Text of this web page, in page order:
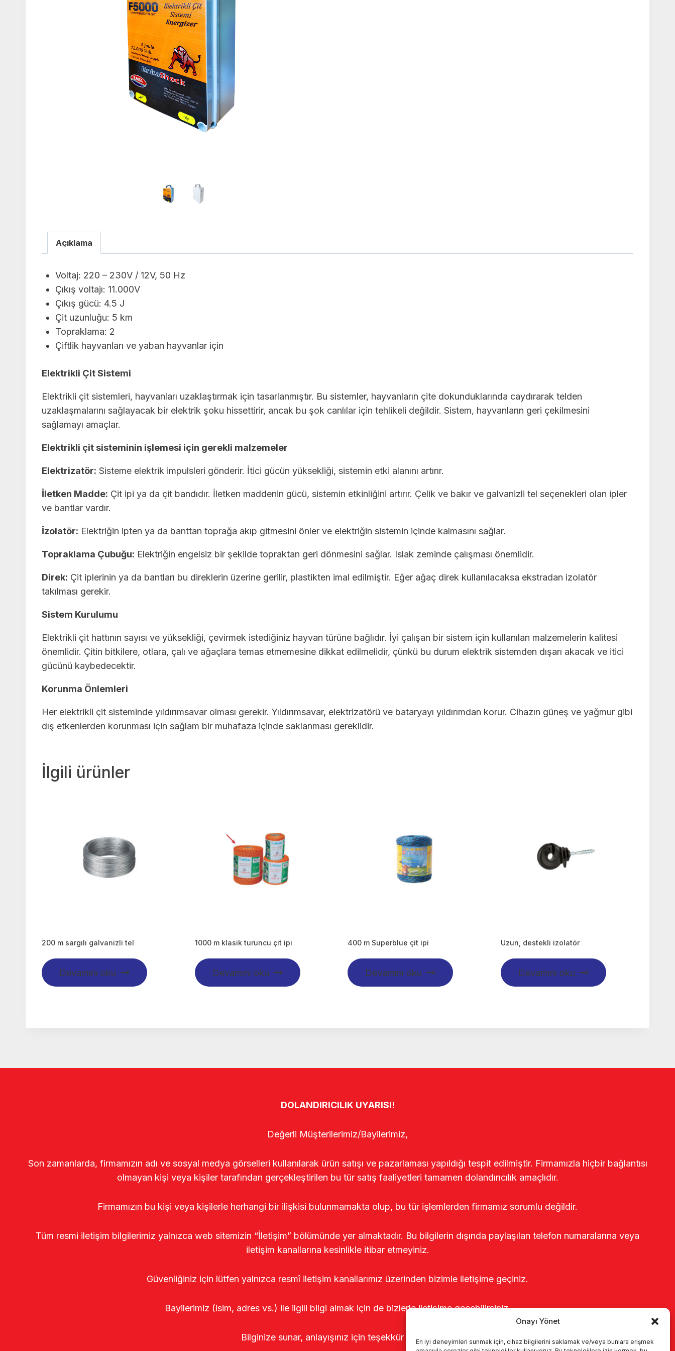
Onayı Yönet
En iyi deneyimleri sunmak için, cihaz bilgilerini saklamak ve/veya bunlara erişmek
Açıklama
Voltaj: 220 – 230V / 12V, 50 Hz
Çıkış voltajı: 11.000V
Çıkış gücü: 4.5 J
Çit uzunluğu: 5 km
Topraklama: 2
Çiftlik hayvanları ve yaban hayvanlar için
Elektrikli Çit Sistemi
Elektrikli çit sistemleri, hayvanları uzaklaştırmak için tasarlanmıştır. Bu sistemler, hayvanların çite dokunduklarında caydırarak telden
uzaklaşmalarını sağlayacak bir elektrik şoku hissettirir, ancak bu şok canlılar için tehlikeli değildir. Sistem, hayvanların geri çekilmesini
sağlamayı amaçlar.
Elektrikli çit sisteminin işlemesi için gerekli malzemeler
Elektrizatör: Sisteme elektrik impulsleri gönderir. İtici gücün yüksekliği, sistemin etki alanını artırır.
İletken Madde: Çit ipi ya da çit bandıdır. İletken maddenin gücü, sistemin etkinliğini artırır. Çelik ve bakır ve galvanizli tel seçenekleri olan ipler
ve bantlar vardır.
İzolatör: Elektriğin ipten ya da banttan toprağa akıp gitmesini önler ve elektriğin sistemin içinde kalmasını sağlar.
Topraklama Çubuğu: Elektriğin engelsiz bir şekilde topraktan geri dönmesini sağlar. Islak zeminde çalışması önemlidir.
Direk: Çit iplerinin ya da bantları bu direklerin üzerine gerilir, plastikten imal edilmiştir. Eğer ağaç direk kullanılacaksa ekstradan izolatör
takılması gerekir.
Sistem Kurulumu
Elektrikli çit hattının sayısı ve yüksekliği, çevirmek istediğiniz hayvan türüne bağlıdır. İyi çalışan bir sistem için kullanılan malzemelerin kalitesi
önemlidir. Çitin bitkilere, otlara, çalı ve ağaçlara temas etmemesine dikkat edilmelidir, çünkü bu durum elektrik sistemden dışarı akacak ve itici
gücünü kaybedecektir.
Korunma Önlemleri
Her elektrikli çit sisteminde yıldırımsavar olması gerekir. Yıldırımsavar, elektrizatörü ve bataryayı yıldırımdan korur. Cihazın güneş ve yağmur gibi
dış etkenlerden korunması için sağlam bir muhafaza içinde saklanması gereklidir.
İlgili ürünler
200 m sargılı galvanizli tel
Devamını oku
1000 m klasik turuncu çit ipi
Devamını oku
400 m Superblue çit ipi
Devamını oku
Uzun, destekli izolatör
Devamını oku
DOLANDIRICILIK UYARISI!
Değerli Müşterilerimiz/Bayilerimiz,
Son zamanlarda, firmamızın adı ve sosyal medya görselleri kullanılarak ürün satışı ve pazarlaması yapıldığı tespit edilmiştir. Firmamızla hiçbir bağlantısı
olmayan kişi veya kişiler tarafından gerçekleştirilen bu tür satış faaliyetleri tamamen dolandırıcılık amaçlıdır.
Firmamızın bu kişi veya kişilerle herhangi bir ilişkisi bulunmamakta olup, bu tür işlemlerden firmamız sorumlu değildir.
Tüm resmi iletişim bilgilerimiz yalnızca web sitemizin “İletişim” bölümünde yer almaktadır. Bu bilgilerin dışında paylaşılan telefon numaralarına veya
iletişim kanallarına kesinlikle itibar etmeyiniz.
Güvenliğiniz için lütfen yalnızca resmî iletişim kanallarımız üzerinden bizimle iletişime geçiniz.
Bayilerimiz (isim, adres vs.) ile ilgili bilgi almak için de bizlerle iletişime geçebilirsiniz.
Bilginize sunar, anlayışınız için teşekkür ederiz.